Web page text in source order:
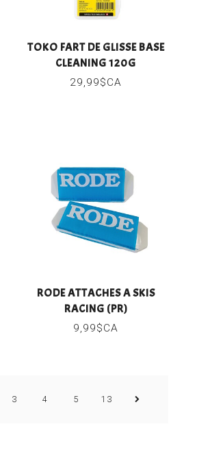
TOKO FART DE GLISSE BASE
CLEANING 120G
29,99$CA
RODE ATTACHES A SKIS
RACING (PR)
9,99$CA
3 4 5 13